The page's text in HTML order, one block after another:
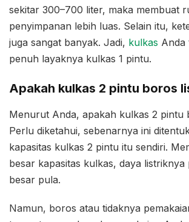
sekitar 300–700 liter, maka membuat
penyimpanan lebih luas. Selain itu,
juga sangat banyak. Jadi, kulkas Anda
penuh layaknya kulkas 1 pintu.
Apakah kulkas 2 pintu boros
Menurut Anda, apakah kulkas 2 pintu
Perlu diketahui, sebenarnya ini
kapasitas kulkas 2 pintu itu sendiri.
besar kapasitas kulkas, daya listriknya
besar pula.
Namun, boros atau tidaknya